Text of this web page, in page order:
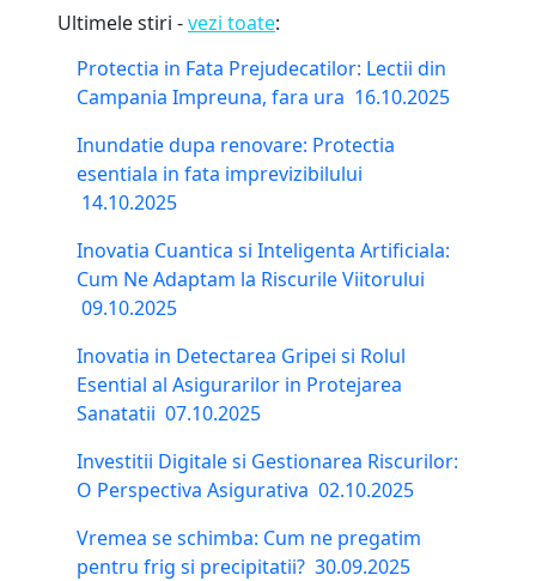
Ultimele stiri -vezi toate:
Protectia in Fata Prejudecatilor: Lectii din
Campania Impreuna, fara ura 16.10.2025
Inundatie dupa renovare: Protectia
esentiala in fata imprevizibilului
14.10.2025
Inovatia Cuantica si Inteligenta Artificiala:
Cum Ne Adaptam la Riscurile Viitorului
09.10.2025
Inovatia in Detectarea Gripei si Rolul
Esential al Asigurarilor in Protejarea
Sanatatii 07.10.2025
Investitii Digitale si Gestionarea Riscurilor:
O Perspectiva Asigurativa 02.10.2025
Vremea se schimba: Cum ne pregatim
pentru frig si precipitatii? 30.09.2025